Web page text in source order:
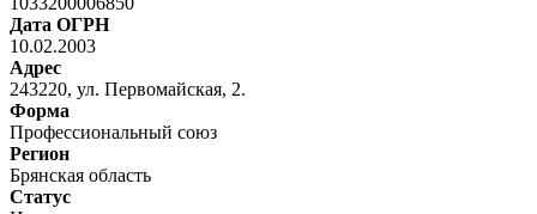
Дата ОГРН
10.02.2003
Адрес
243220, ул. Первомайская, 2.
Форма
Профессиональный союз
Регион
Брянская область
Статус